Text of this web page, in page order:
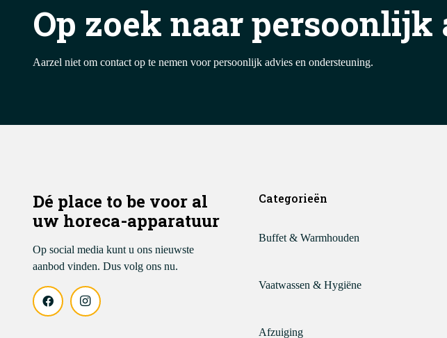
Op zoek naar persoonlijk
Aarzel niet om contact op te nemen voor persoonlijk advies en ondersteuning.
Dé place to be voor al
uw horeca-apparatuur
Op social media kunt u ons nieuwste
aanbod vinden. Dus volg ons nu.
Categorieën
Buffet & Warmhouden
Vaatwassen & Hygiëne
Afzuiging